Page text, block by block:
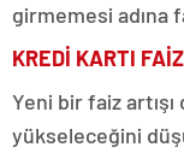
girmemesi adına
KREDİ KARTI
Yeni bir faiz
yükseleceğini